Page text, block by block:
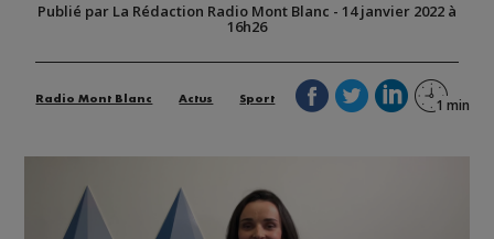
Publié par La Rédaction Radio Mont Blanc - 14 janvier 2022 à
16h26
Radio Mont Blanc Actus Sport